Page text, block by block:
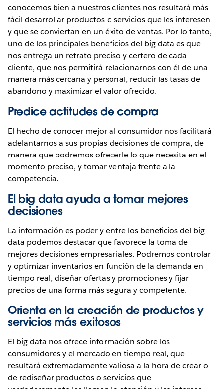
conocemos bien a nuestros clientes nos resultará más
fácil desarrollar productos o servicios que les interesen
y que se conviertan en un éxito de ventas. Por lo tanto,
uno de los principales beneficios del big data es que
nos entrega un retrato preciso y certero de cada
cliente, que nos permitirá relacionarnos con él de una
manera más cercana y personal, reducir las tasas de
abandono y maximizar el valor ofrecido.
Predice actitudes de compra
El hecho de conocer mejor al consumidor nos facilitará
adelantarnos a sus propias decisiones de compra, de
manera que podremos ofrecerle lo que necesita en el
momento preciso, y tomar ventaja frente a la
competencia.
El big data ayuda a tomar mejores
decisiones
La información es poder y entre los beneficios del big
data podemos destacar que favorece la toma de
mejores decisiones empresariales. Podremos controlar
y optimizar inventarios en función de la demanda en
tiempo real, diseñar ofertas y promociones y fijar
precios de una forma más segura y competente.
Orienta en la creación de productos y
servicios más exitosos
El big data nos ofrece información sobre los
consumidores y el mercado en tiempo real, que
resultará extremadamente valiosa a la hora de crear o
de rediseñar productos o servicios que